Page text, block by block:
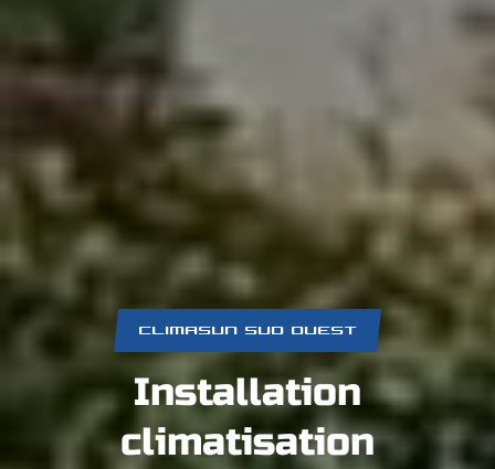
CLIMASUN SUD OUEST
Installation
climatisation